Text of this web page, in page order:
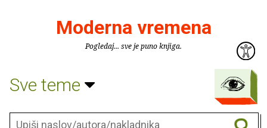
Moderna vremena
Pogledaj... sve je puno knjiga.
Sve teme